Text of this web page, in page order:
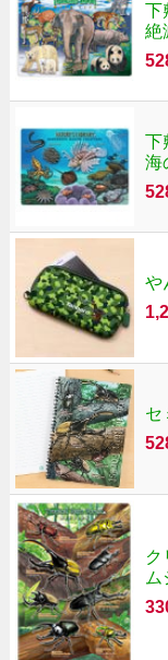
下
絶
下
海
や
セ
ク
ム